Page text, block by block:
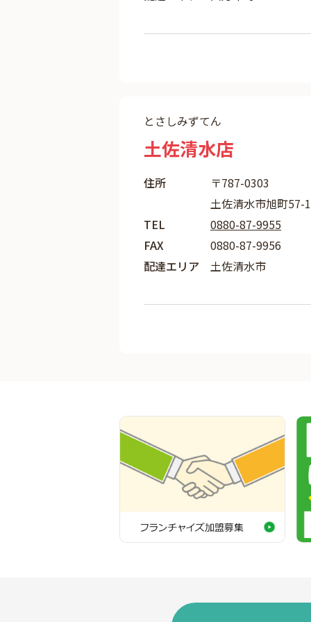
とさしみずてん
土佐清水店
住所
〒787-0303
土佐清水市旭町57-
TEL
0880-87-9955
FAX
0880-87-9956
配達エリア
土佐清水市